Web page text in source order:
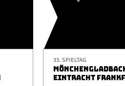
33. SPIELTAG
EINTRACHT